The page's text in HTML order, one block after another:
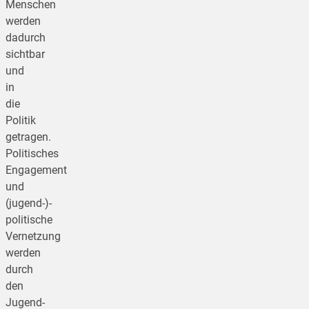
Menschen
werden
dadurch
sichtbar
und
in
die
Politik
getragen.
Politisches
Engagement
und
(jugend-)­­
politische
Vernetzung
werden
durch
den
Jugend­